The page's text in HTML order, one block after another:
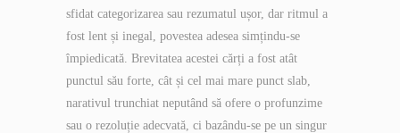
sfidat categorizarea sau rezumatul ușor, dar ritmul a
fost lent și inegal, povestea adesea simțindu-se
împiedicată. Brevitatea acestei cărți a fost atât
punctul său forte, cât și cel mai mare punct slab,
narativul trunchiat neputând să ofere o profunzime
sau o rezoluție adecvată, ci bazându-se pe un singur